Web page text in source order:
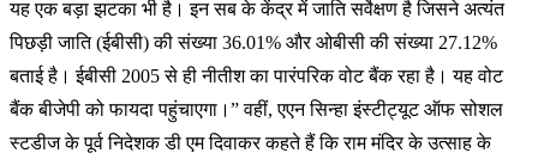
यह एक बड़ा झटका भी है। इन सब के केंद्र में जाति सर्वेक्षण है जिसने अत्यंत
पिछड़ी जाति (ईबीसी) की संख्या 36.01% और ओबीसी की संख्या 27.12%
बताई है। ईबीसी 2005 से ही नीतीश का पारंपरिक वोट बैंक रहा है। यह वोट
बैंक बीजेपी को फायदा पहुंचाएगा।” वहीं, एएन सिन्हा इंस्टीट्यूट ऑफ सोशल
स्टडीज के पूर्व निदेशक डी एम दिवाकर कहते हैं कि राम मंदिर के उत्साह के